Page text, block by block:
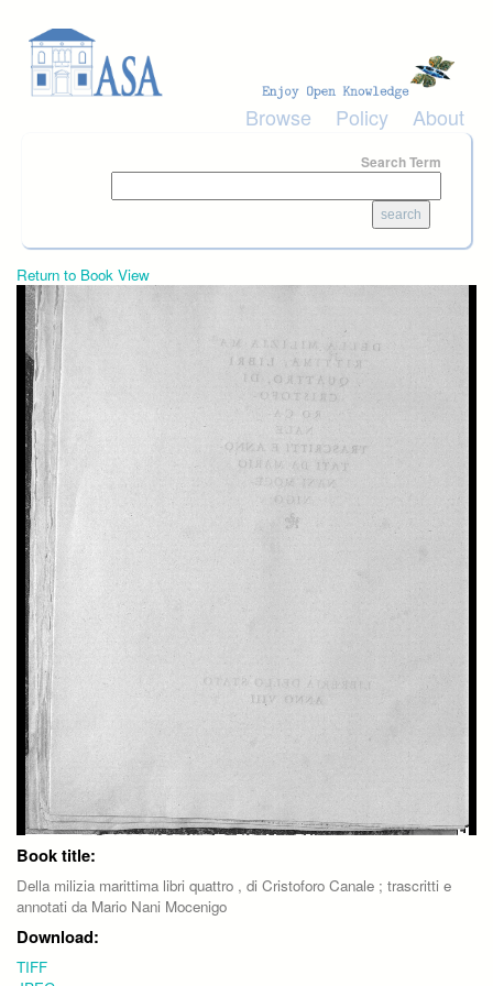
Browse Policy About
Search Term
Return to Book View
Book title:
Della milizia marittima libri quattro , di Cristoforo Canale ; trascritti e
annotati da Mario Nani Mocenigo
Download:
TIFF